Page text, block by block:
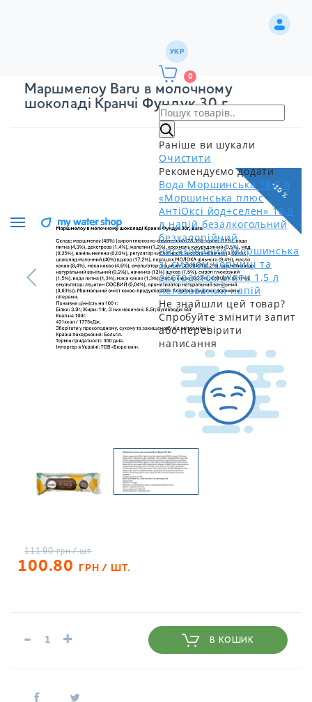
УКР
0
Раніше ви шукали
Очистити
Рекомендуємо додати
Вода Моршинська 18,9 л
«Моршинська плюс
АнтіОксі йод+селен» 18,9
л напій безалкогольний
безкалорійний
негазований Моршинська
зі смаком чорниці та
екстрактом м'яти 1,5 л
негазований напій
Не знайшли цей товар?
Спробуйте змінити запит
або перевірити
написання
Маршмелоу Baru в молочному
шоколаді Кранчі Фундук 30 г
-10 %
111.90грн / шт.
100.80 ГРН / ШТ.
- + В КОШИК